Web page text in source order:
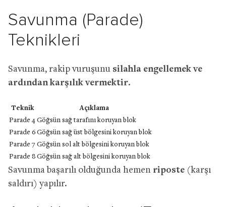
Savunma (Parade)
Teknikleri
Savunma, rakip vuruşunu silahla engellemek ve
ardından karşılık vermektir.
Teknik
Açıklama
Parade 4 Göğsün sağ tarafını koruyan blok
Parade 6 Göğsün sağ üst bölgesini koruyan blok
Parade 7 Göğsün sol alt bölgesini koruyan blok
Parade 8 Göğsün sağ alt bölgesini koruyan blok
Savunma başarılı olduğunda hemen riposte (karşı
saldırı) yapılır.